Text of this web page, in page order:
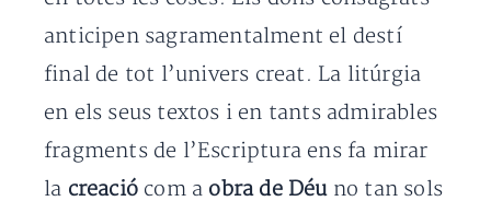
anticipen sagramentalment el destí
final de tot l’univers creat. La litúrgia
en els seus textos i en tants admirables
fragments de l’Escriptura ens fa mirar
la creació com a obra de Déuno tan sols